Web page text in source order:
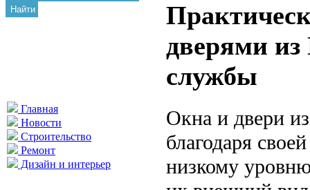
Найти
Главная
Новости
Строительство
Ремонт
Дизайн и интерьер
дверями
службы
Окна и двери
благодаря
низкому